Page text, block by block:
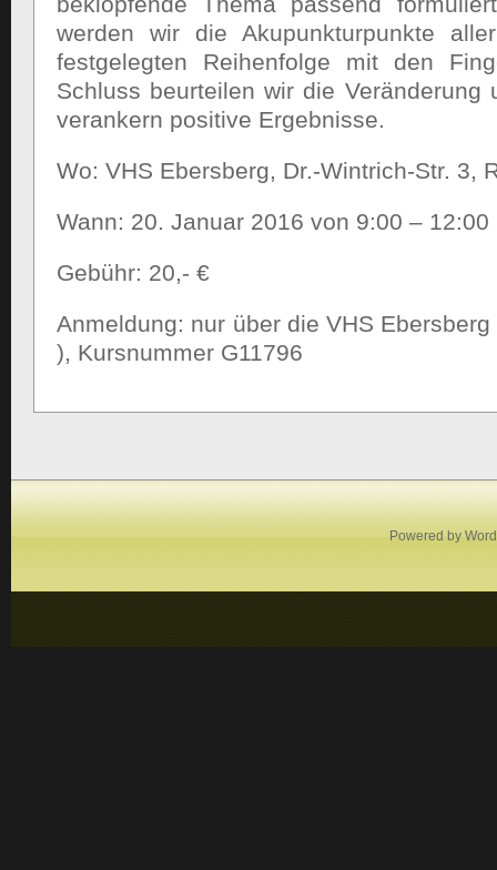
werden wir die Akupunkturpunkte
festgelegten Reihenfolge mit den
Schluss beurteilen wir die Veränderung
verankern positive Ergebnisse.
Wo: VHS Ebersberg, Dr.-Wintrich-Str. 3,
Wann: 20. Januar 2016 von 9:00 – 12:00
Gebühr: 20,- €
Anmeldung: nur über die VHS
), Kursnummer G11796
Powered by